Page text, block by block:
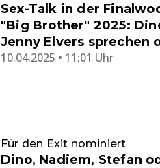
Sex-Talk in der
"Big Brother" 2025:
Jenny Elvers sprechen
10.04.2025 • 11:01 Uhr
Für den Exit nominiert
Dino, Nadiem, Stefan